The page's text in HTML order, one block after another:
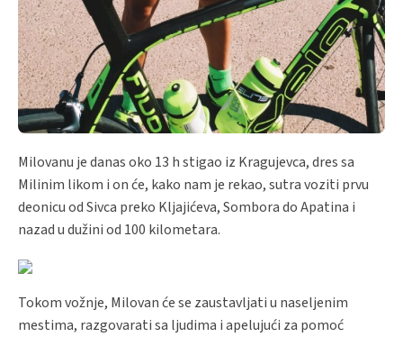
Milovanu je danas oko 13 h stigao iz Kragujevca, dres sa
Milinim likom i on će, kako nam je rekao, sutra voziti prvu
deonicu od Sivca preko Kljajićeva, Sombora do Apatina i
nazad u dužini od 100 kilometara.
Tokom vožnje, Milovan će se zaustavljati u naseljenim
mestima, razgovarati sa ljudima i apelujući za pomoć